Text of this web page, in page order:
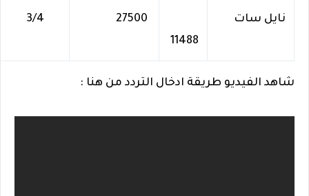
نايل سات
11488
شاهد الفيديو طريقة ادخال التردد من هنا :